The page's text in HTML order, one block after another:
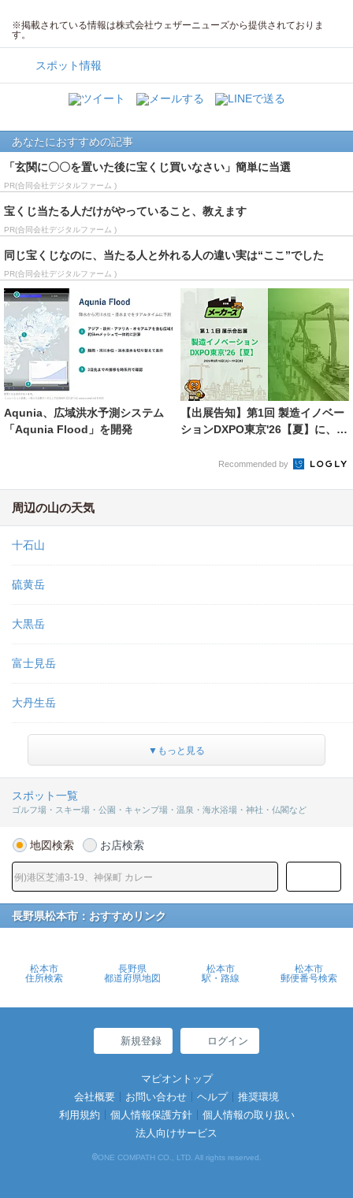
※掲載されている情報は株式会社ウェザーニューズから提供されておりま
す。
スポット情報
あなたにおすすめの記事
「玄関に〇〇を置いた後に宝くじ買いなさい」簡単に当選
PR(合同会社デジタルファーム )
宝くじ当たる人だけがやっていること、教えます
PR(合同会社デジタルファーム )
同じ宝くじなのに、当たる人と外れる人の違い実は“ここ”でした
PR(合同会社デジタルファーム )
Aqunia、広域洪水予測システム
「Aqunia Flood」を開発
【出展告知】第1回 製造イノベー
ションDXPO東京'26【夏】に、株
Recommended by
周辺の山の天気
十石山
硫黄岳
大黒岳
富士見岳
大丹生岳
▼もっと見る
スポット一覧
ゴルフ場・スキー場・公園・キャンプ場・温泉・海水浴場・神社・仏閣など
地図検索 お店検索
長野県松本市：おすすめリンク
松本市
住所検索
長野県
都道府県地図
松本市
駅・路線
松本市
郵便番号検索
新規登録 ログイン
マピオントップ
会社概要
お問い合わせ ヘルプ
推奨環境
利用規約
個人情報保護方針
個人情報の取り扱い
法人向けサービス
©ONE COMPATH CO., LTD. All rights reserved.